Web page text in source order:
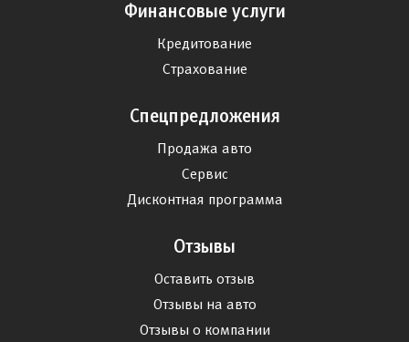
Финансовые услуги
Кредитование
Страхование
Спецпредложения
Продажа авто
Сервис
Дисконтная программа
Отзывы
Оставить отзыв
Отзывы на авто
Отзывы о компании